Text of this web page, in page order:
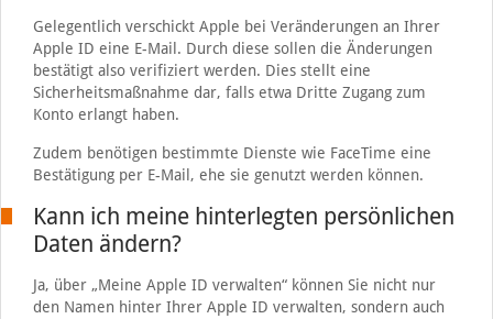
Gelegentlich verschickt Apple bei Veränderungen an Ihrer
Apple ID eine E-Mail. Durch diese sollen die Änderungen
bestätigt also verifiziert werden. Dies stellt eine
Sicherheitsmaßnahme dar, falls etwa Dritte Zugang zum
Konto erlangt haben.
Zudem benötigen bestimmte Dienste wie FaceTime eine
Bestätigung per E-Mail, ehe sie genutzt werden können.
Kann ich meine hinterlegten persönlichen
Daten ändern?
Ja, über „Meine Apple ID verwalten“ können Sie nicht nur
den Namen hinter Ihrer Apple ID verwalten, sondern auch